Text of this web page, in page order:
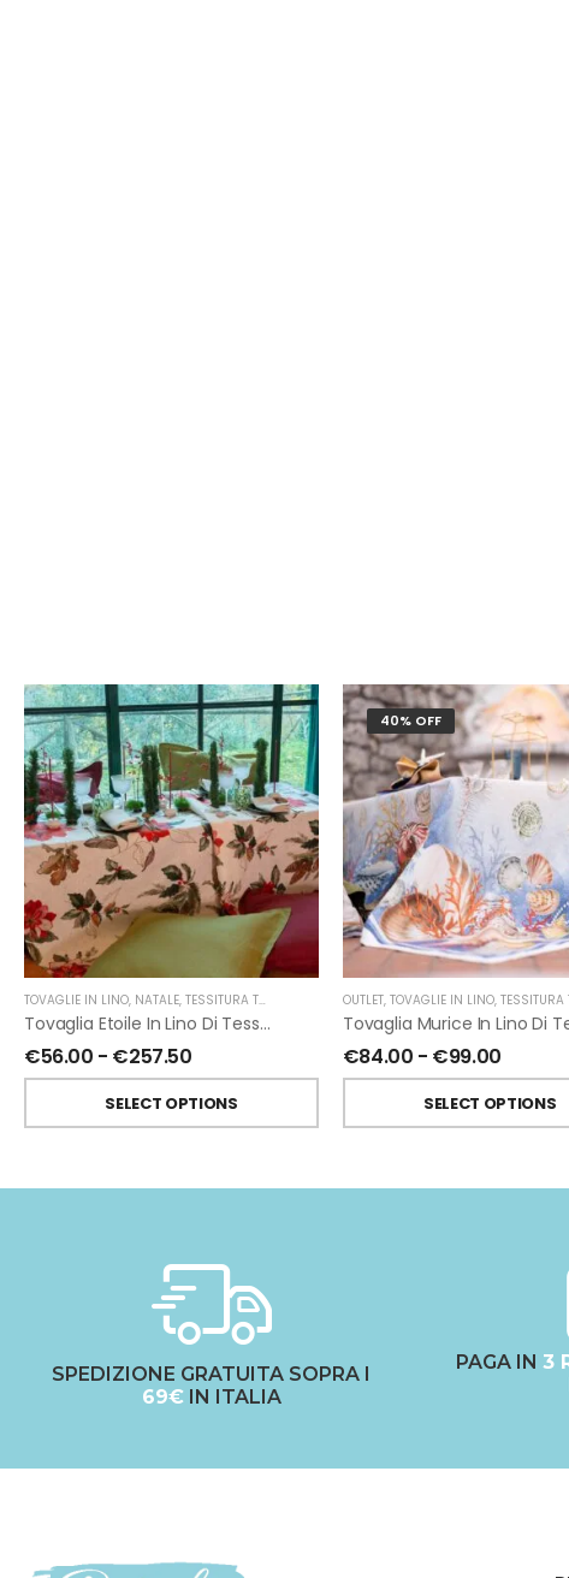
TOVAGLIE IN LINO, NATALE, TESSITURA TOSCANA TELERIE
Tovaglia Etoile In Lino Di Tessitura Toscana Telerie
€56.00 - €257.50
SELECT OPTIONS
40% OFF
OUTLET, TOVAGLIE IN LINO, TESSITURA TOSCANA
€84.00 - €99.00
SELECT OPTIONS
SPEDIZIONE GRATUITA SOPRA I
69€IN ITALIA
PAGA IN 3